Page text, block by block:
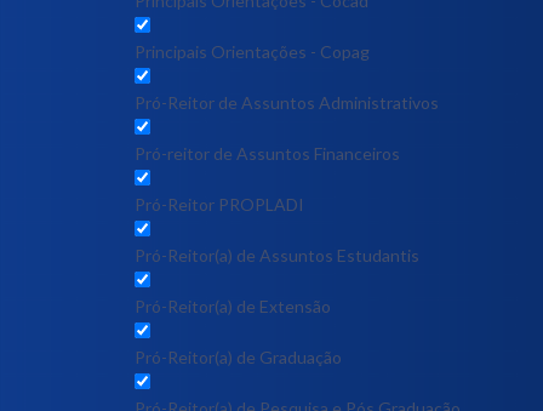
Principais Orientações - Copag
Pró-Reitor de Assuntos Administrativos
Pró-reitor de Assuntos Financeiros
Pró-Reitor PROPLADI
Pró-Reitor(a) de Assuntos Estudantis
Pró-Reitor(a) de Extensão
Pró-Reitor(a) de Graduação